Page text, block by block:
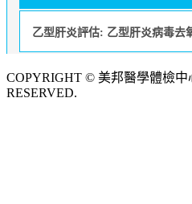
乙型肝炎評估: 乙型肝炎病毒去
COPYRIGHT © 美邦醫學體檢中
RESERVED.